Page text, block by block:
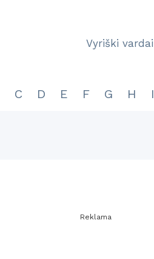
Vyriški vardai
C D E F G H I
Reklama